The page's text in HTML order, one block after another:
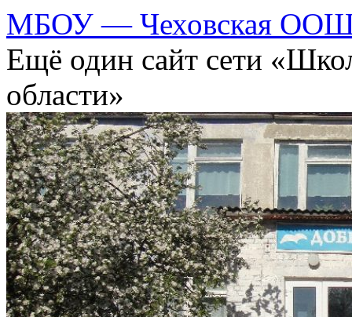
МБОУ — Чеховская ООШ
Ещё один сайт сети
области»